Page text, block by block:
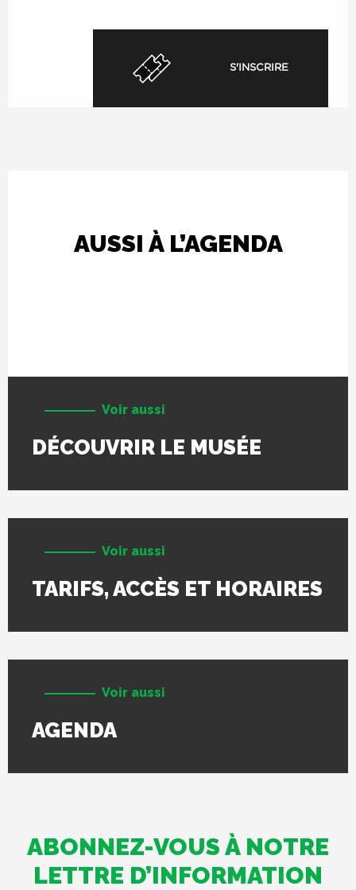
S'INSCRIRE
AUSSI À L’AGENDA
Voir aussi
DÉCOUVRIR LE MUSÉE
Voir aussi
TARIFS, ACCÈS ET HORAIRES
Voir aussi
AGENDA
ABONNEZ-VOUS À NOTRE
LETTRE D’INFORMATION